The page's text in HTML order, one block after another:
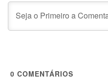
0 COMENTÁRIOS